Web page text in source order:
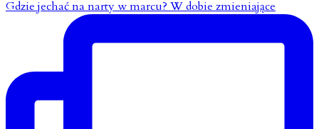
Gdzie jechać na narty w marcu? W dobie zmieniające